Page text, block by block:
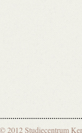
2012 Studiecentrum